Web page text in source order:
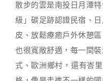
散步的雲是南投日月潭
級」碳足跡認證民宿、
皮、放鬆療癒戶外休憩
也很寬敞舒適，每一間
式、歐洲鄉村，還有峇